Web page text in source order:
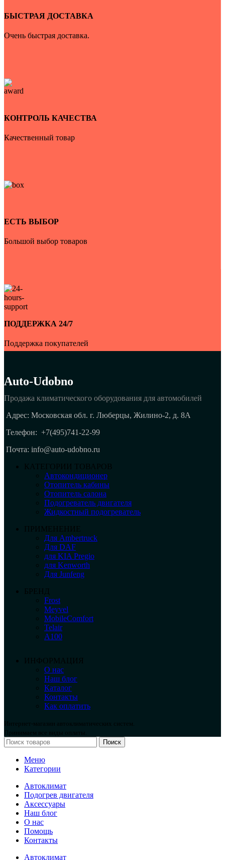
БЫСТРАЯ ДОСТАВКА
Очень быстрая доставка.
КОНТРОЛЬ КАЧЕСТВА
Качественный товар
ЕСТЬ ВЫБОР
Большой выбор товаров
ПОДДЕРЖКА 24/7
Поддержка покупателей
Auto-Udobno
Продажа климатического оборудования для автомобилей
Адрес: Московская обл. г. Люберцы, Жилино-2, д. 8A
Телефон: +7(495)741-22-99
Почта: info@auto-udobno.ru
КАТЕГОРИИ ТОВАРОВ
Автокондиционер
Отопитель кабины
Отопитель салона
Подогреватель двигателя
Жидкостный подогреватель
ПРИМЕНЕНИЕ
Для Ambertruck
Для DAF
для KIA Pregio
для Kenworth
Для Junfeng
БРЕНД
Frost
Meyvel
MobileComfort
Telair
А100
ИНФОРМАЦИЯ
О нас
Наш блог
Каталог
Контакты
Как оплатить
Интернет-магазин автоклиматических систем.
Принимаем все виды оплаты.
Поиск
Меню
Категории
Автоклимат
Подогрев двигателя
Аксессуары
Наш блог
О нас
Помощь
Контакты
Автоклимат